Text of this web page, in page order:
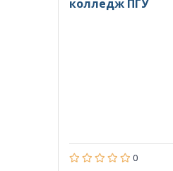
колледж ПГУ
0